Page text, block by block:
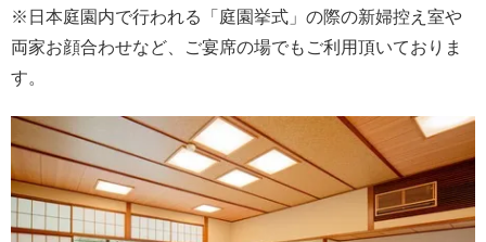
※日本庭園内で行われる「庭園挙式」の際の新婦控え室や
両家お顔合わせなど、ご宴席の場でもご利用頂いておりま
す。